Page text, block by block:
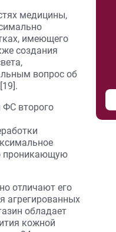
медицины,
имеющего
создания
вопрос об
ФС второго
проникающую
отличают его
агрегированных
обладает
кожной